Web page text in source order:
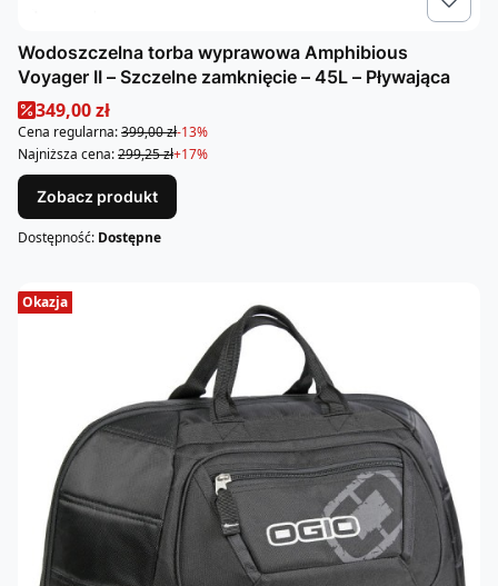
Wodoszczelna torba wyprawowa Amphibious
Voyager II – Szczelne zamknięcie – 45L – Pływająca
Cena promocyjna
349,00 zł
Cena regularna:399,00 zł-13%
Najniższa cena:299,25 zł+17%
Zobacz produkt
Dostępność: Dostępne
Okazja